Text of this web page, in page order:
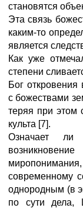
становятся
Эта связь
каким-то
является
Как уже
степени
Бог откровения
с божествами
теряя при этом
культа [7].
Означает ли
современному
однородным (в
по сути дела,